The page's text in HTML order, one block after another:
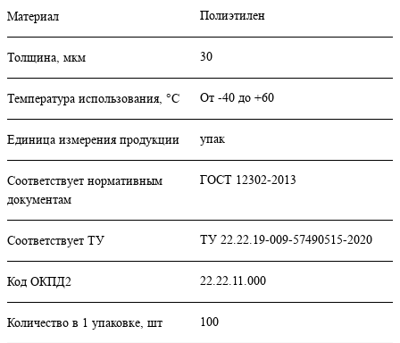
Материал Полиэтилен
Толщина, мкм 30
Температура использования, °C От -40 до +60
Единица измерения продукции упак
Соответствует нормативным
документам
ГОСТ 12302-2013
Соответствует ТУ ТУ 22.22.19-009-57490515-2020
Код ОКПД2 22.22.11.000
Количество в 1 упаковке, шт 100